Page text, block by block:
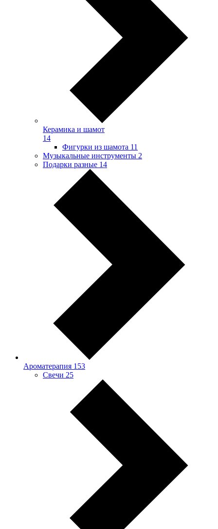
Керамика и шамот
14
Фигурки из шамота 11
Музыкальные инструменты 2
Подарки разные 14
Ароматерапия 153
Свечи 25